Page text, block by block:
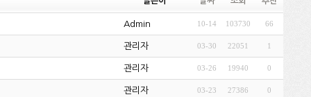
Admin 10-14 103730 66
관리자 03-30 22051 1
관리자 03-26 19940 0
관리자 03-23 27386 0